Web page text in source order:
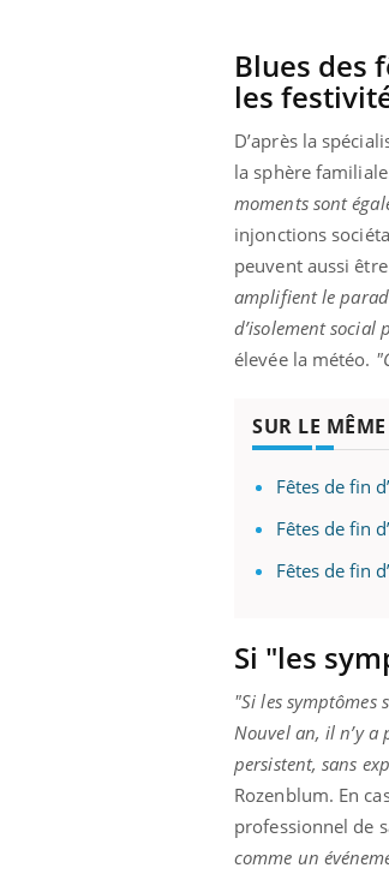
Blues des
les
D’après la
la sphère
moments sont
injonctions
peuvent aussi
amplifient le
d’isolement
élevée la météo.
SUR LE
Fêtes de fin
Fêtes de fin
Fêtes de fin
Si "les
"Si les symptômes
Nouvel an, il n’y a
persistent, sans
Rozenblum. En
professionnel de
comme un